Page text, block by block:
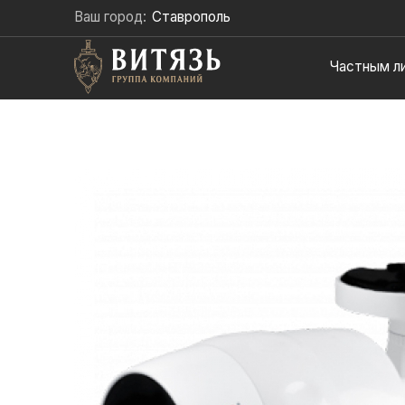
Ваш город: Ставрополь
Частным